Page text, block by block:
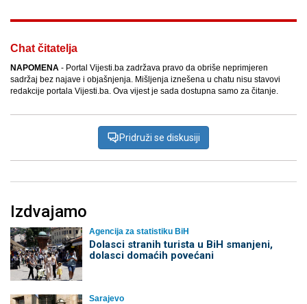
Chat čitatelja
NAPOMENA - Portal Vijesti.ba zadržava pravo da obriše neprimjeren
sadržaj bez najave i objašnjenja. Mišljenja iznešena u chatu nisu stavovi
redakcije portala Vijesti.ba. Ova vijest je sada dostupna samo za čitanje.
Pridruži se diskusiji
Izdvajamo
Agencija za statistiku BiH
Dolasci stranih turista u BiH smanjeni,
dolasci domaćih povećani
Sarajevo